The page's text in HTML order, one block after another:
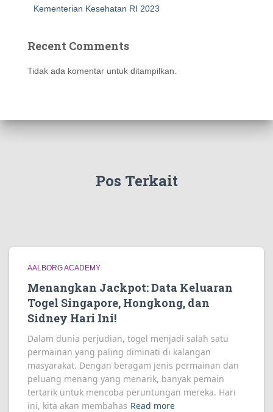
Kementerian Kesehatan RI 2023
Recent Comments
Tidak ada komentar untuk ditampilkan.
Pos Terkait
AALBORG ACADEMY
Menangkan Jackpot: Data Keluaran
Togel Singapore, Hongkong, dan
Sidney Hari Ini!
Dalam dunia perjudian, togel menjadi salah satu
permainan yang paling diminati di kalangan
masyarakat. Dengan beragam jenis permainan dan
peluang menang yang menarik, banyak pemain
tertarik untuk mencoba peruntungan mereka. Hari
ini, kita akan membahas Read more